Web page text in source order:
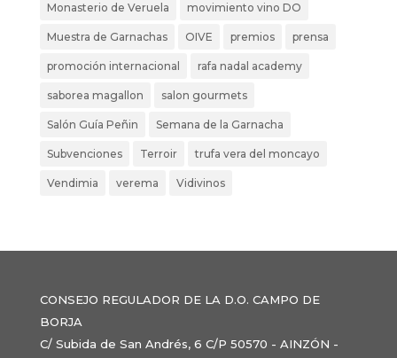
Monasterio de Veruela movimiento vino DO
Muestra de Garnachas OIVE premios prensa
promoción internacional rafa nadal academy
saborea magallon salon gourmets
Salón Guía Peñin Semana de la Garnacha
Subvenciones Terroir trufa vera del moncayo
Vendimia verema Vidivinos
CONSEJO REGULADOR DE LA D.O. CAMPO DE
BORJA
C/ Subida de San Andrés, 6 C/P 50570 - AINZÓN -